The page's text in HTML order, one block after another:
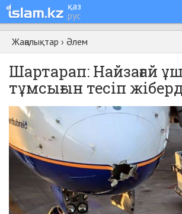
қаз
рус
Жаңалықтар › Әлем
Шартарап: Найзағай
тұмсығын тесіп